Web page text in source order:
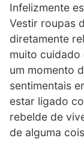
Infelizmente
Vestir roupas
diretamente
muito cuidado
um momento
sentimentais
estar ligado
rebelde de
de alguma